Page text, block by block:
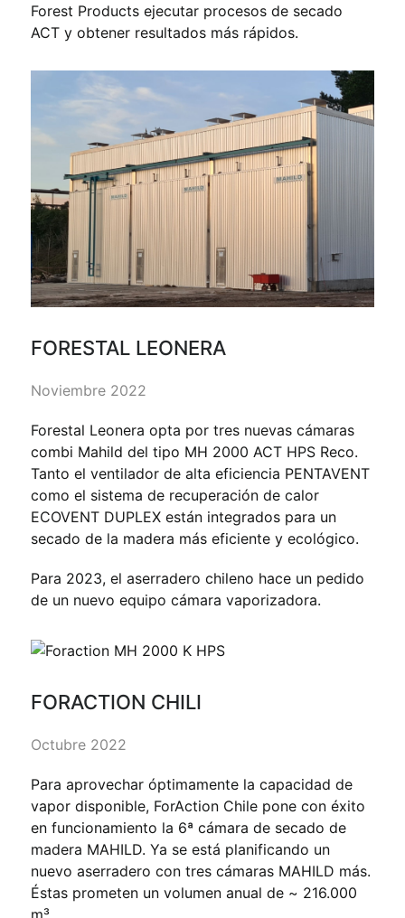
Forest Products ejecutar procesos de secado
ACT y obtener resultados más rápidos.
FORESTAL LEONERA
Noviembre 2022
Forestal Leonera opta por tres nuevas cámaras
combi Mahild del tipo MH 2000 ACT HPS Reco.
Tanto el ventilador de alta eficiencia PENTAVENT
como el sistema de recuperación de calor
ECOVENT DUPLEX están integrados para un
secado de la madera más eficiente y ecológico.
Para 2023, el aserradero chileno hace un pedido
de un nuevo equipo cámara vaporizadora.
FORACTION CHILI
Octubre 2022
Para aprovechar óptimamente la capacidad de
vapor disponible, ForAction Chile pone con éxito
en funcionamiento la 6ª cámara de secado de
madera MAHILD. Ya se está planificando un
nuevo aserradero con tres cámaras MAHILD más.
Éstas prometen un volumen anual de ~ 216.000